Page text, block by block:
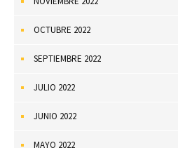
OCTUBRE 2022
SEPTIEMBRE 2022
JULIO 2022
JUNIO 2022
MAYO 2022